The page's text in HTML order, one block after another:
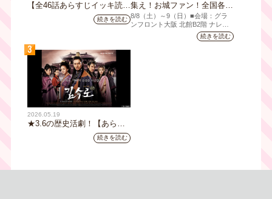
【全46話あらすじイッキ読
み】韓国ドラマ『火の女神
ジョンイ』｜テレビ大阪 9
ート
続きを読む
集え！お城ファン！全国各地
のお城PRブースが群雄割
拠！『大阪・お城フェス
2026』、いよいよ8/8（土）
8/8（⼟）～9（日）■会場：グラ
ンフロント⼤阪 北館B2階 ナレッ
ジキャピタル コングレコンベンシ
ョンセンター ⼤⼈ 前売1,400円
続きを読む
3
2026.05.19
★3.6の歴史活劇！【あらす
じ全32話イッキ読み】韓国ド
ラマ『鉄の王 キム・スロ』
信あり】
続きを読む